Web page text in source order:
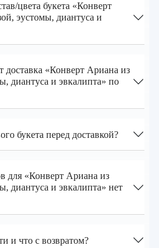
цвета букета «Конверт
эустомы, диантуса и
доставка «Конверт Ариана из
диантуса и эвкалипта» по
букета перед доставкой?
для «Конверт Ариана из
диантуса и эвкалипта» нет
и что с возвратом?